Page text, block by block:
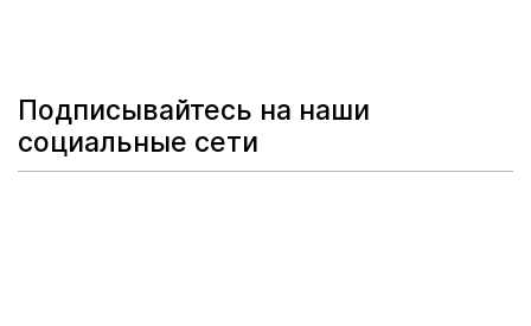
Подписывайтесь на наши
социальные сети